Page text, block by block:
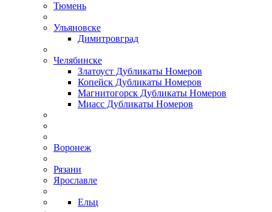
Тюмень
Ульяновске
Димитровград
Челябинске
Златоуст Дубликаты Номеров
Копейск Дубликаты Номеров
Магнитогорск Дубликаты Номеров
Миасс Дубликаты Номеров
Воронеж
Рязани
Ярославле
Ельц